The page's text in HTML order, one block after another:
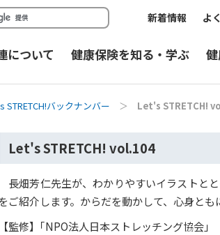
新着情報 よ
について 健康保険を知る・学ぶ
STRETCH!バックナンバー ＞ Let's STRETCH!
Let's STRETCH! vol.104
長畑芳仁先生が、わかりやすいイラストと
ご紹介します。からだを動かして、心身とも
【監修】｢NPO法人日本ストレッチング協会｣